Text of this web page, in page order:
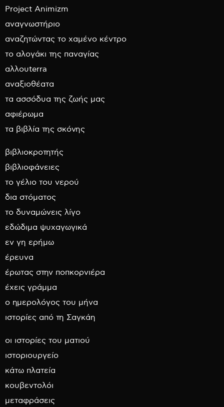
Project Animizm
αναγνωστήριο
αναζητώντας το χαμένο κέντρο
το αλογάκι της παναγίας
αλλουterra
αναξιοθέατα
τα ασσόδυα της ζωής μας
αφιέρωμα
τα βιβλία της σκόνης
βιβλιοκροτητής
βιβλιοφάνειες
το γέλιο του νερού
δια στόματος
το δυναμώνεις λίγο
εδώδιμα ψυχαγωγικά
εν γη ερήμω
έρευνα
έρωτας στην ποπκορνιέρα
έχεις γράμμα
ο ημερολόγος του μήνα
ιστορίες από τη Σαγκάη
οι ιστορίες του ματιού
ιστοριουργείο
κάτω πλατεία
κουβεντολόι
μεταφράσεις